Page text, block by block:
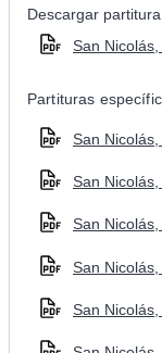
Descargar
San
Partituras
San
San
San
San
San